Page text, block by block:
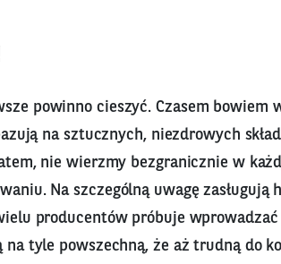
powinno cieszyć. Czasem bowiem
na sztucznych, niezdrowych
nie wierzmy bezgranicznie w
Na szczególną uwagę zasługują
producentów próbuje wprowadzać
na tyle powszechną, że aż trudną do